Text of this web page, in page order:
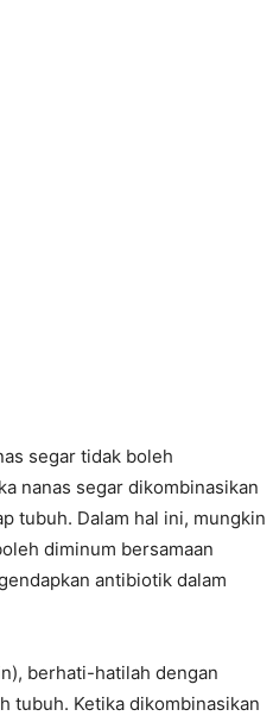
segar tidak boleh
nanas segar dikombinasikan
tubuh. Dalam hal ini, mungkin
diminum bersamaan
antibiotik dalam
berhati-hatilah dengan
tubuh. Ketika dikombinasikan